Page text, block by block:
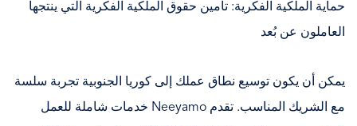
حماية الملكية الفكرية: تأمين حقوق الملكية الفكرية التي ينتجها
العاملون عن بُعد
يمكن أن يكون توسيع نطاق عملك إلى كوريا الجنوبية تجربة سلسة
مع الشريك المناسب. تقدم Neeyamo خدمات شاملة للعمل